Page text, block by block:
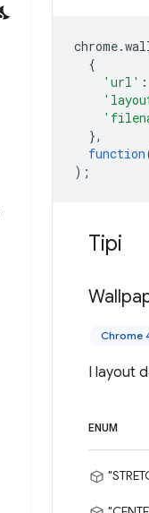
chrome.
{
'url' :
},
function
);
Tipi
Chrome
I layout
ENUM